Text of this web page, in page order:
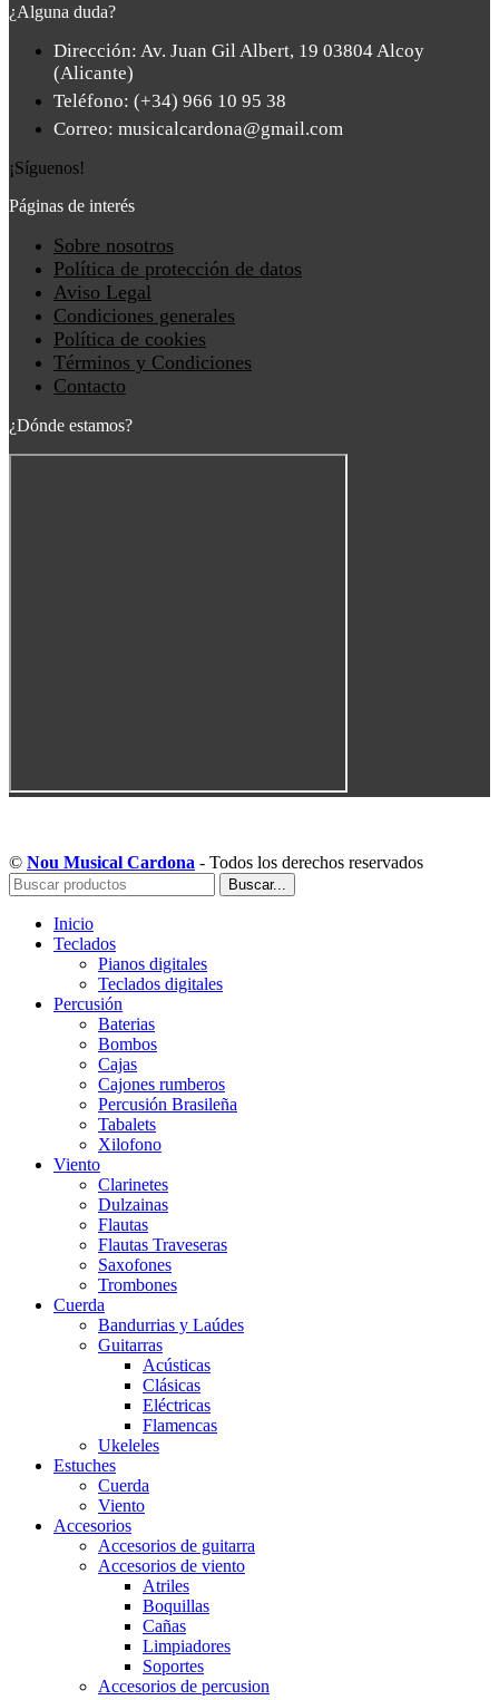
¿Alguna duda?
Dirección: Av. Juan Gil Albert, 19 03804 Alcoy
(Alicante)
Teléfono: (+34) 966 10 95 38
Correo: musicalcardona@gmail.com
¡Síguenos!
Páginas de interés
Main
Sobre nosotros
Política de protección de datos
Aviso Legal
Condiciones generales
Política de cookies
Términos y Condiciones
Contacto
¿Dónde estamos?
© Nou Musical Cardona - Todos los derechos reservados
Buscar...
Inicio
Teclados
Pianos digitales
Teclados digitales
Percusión
Baterias
Bombos
Cajas
Cajones rumberos
Percusión Brasileña
Tabalets
Xilofono
Viento
Clarinetes
Dulzainas
Flautas
Flautas Traveseras
Saxofones
Trombones
Cuerda
Bandurrias y Laúdes
Guitarras
Acústicas
Clásicas
Eléctricas
Flamencas
Ukeleles
Estuches
Cuerda
Viento
Accesorios
Accesorios de guitarra
Accesorios de viento
Atriles
Boquillas
Cañas
Limpiadores
Soportes
Accesorios de percusion